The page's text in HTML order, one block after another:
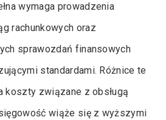
wymaga prowadzenia
rachunkowych oraz
sprawozdań finansowych
standardami. Różnice te
koszty związane z obsługą
wiąże się z wyższymi